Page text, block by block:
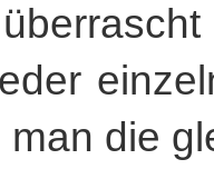
die